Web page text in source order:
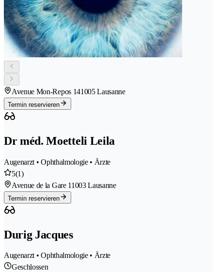
Avenue Mon-Repos 141005 Lausanne
Termin reservieren
Dr méd. Moetteli Leila
Augenarzt • Ophthalmologie • Ärzte
5(1)
Avenue de la Gare 11003 Lausanne
Termin reservieren
Durig Jacques
Augenarzt • Ophthalmologie • Ärzte
Geschlossen